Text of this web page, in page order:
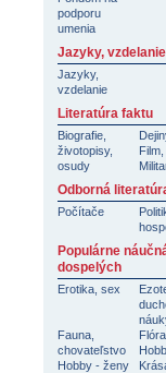
podporu
umenia
Jazyky, vzdelanie
Jazyky,
vzdelanie
Literatúra faktu
Biografie,
životopisy,
osudy
Odborná
Počítače
Populárne
dospelých
Erotika, sex
Fauna,
chovateľstvo
Hobby - ženy